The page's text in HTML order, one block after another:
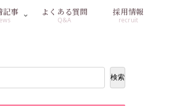
記事 よくある質問
Q&A
採用情報
recruit
検索